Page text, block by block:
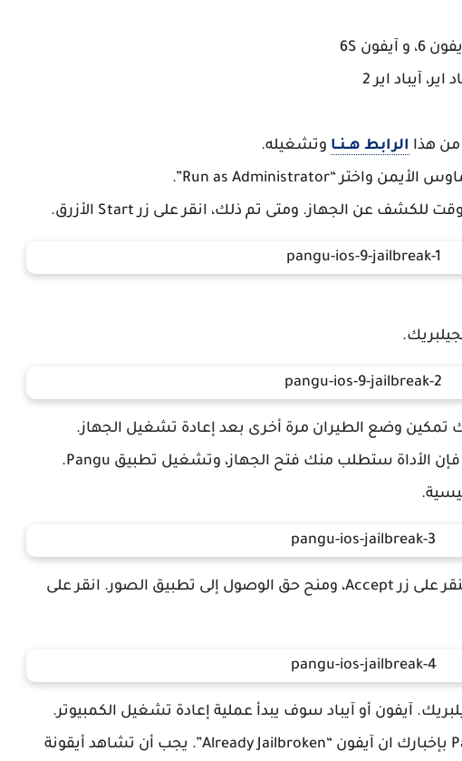
الرابط هــنــا وتشغيله.
6- عند وصول تثبيت الجيلبريك إلى 75٪، فإن الأداة ستطلب منك فتح الجهاز، وتشغيل تطبيق Pangu.
7- بعد ذلك، سوف سوف يطلب منك النقر على زر Accept، ومنح حق الوصول إلى تطبيق الصور. انقر على
9- مع اكتمال العملية، ستقوم الأداة Pangu بإخبارك ان آيفون “Already Jailbroken”. يجب أن تشاهد أيقونة